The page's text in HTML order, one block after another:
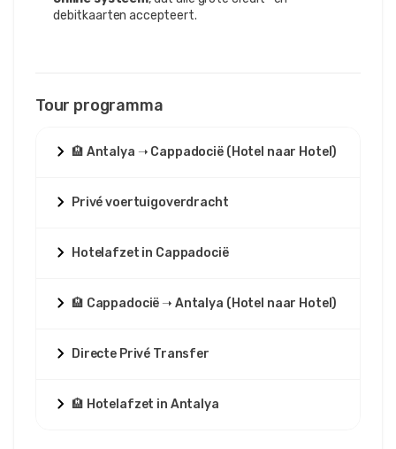
debitkaarten accepteert.
Tour programma
🏨 Antalya ➝ Cappadocië (Hotel naar Hotel)
Privé voertuigoverdracht
Hotelafzet in Cappadocië
🏨 Cappadocië ➝ Antalya (Hotel naar Hotel)
Directe Privé Transfer
🏨 Hotelafzet in Antalya